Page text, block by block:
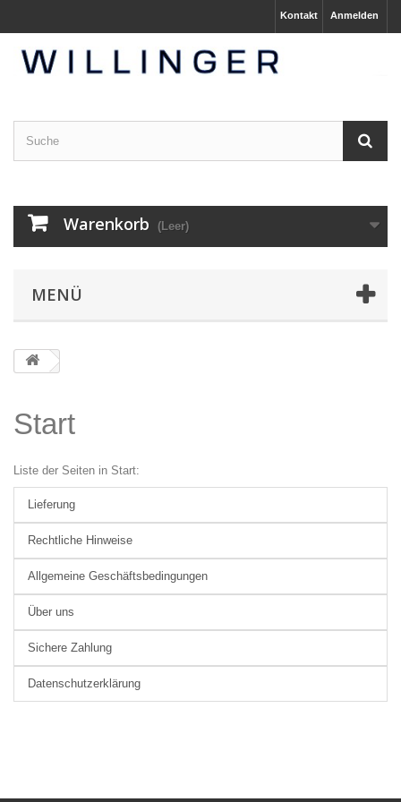
Anmelden
Kontakt
Warenkorb (Leer)
MENÜ
Start
Liste der Seiten in Start:
Lieferung
Rechtliche Hinweise
Allgemeine Geschäftsbedingungen
Über uns
Sichere Zahlung
Datenschutzerklärung